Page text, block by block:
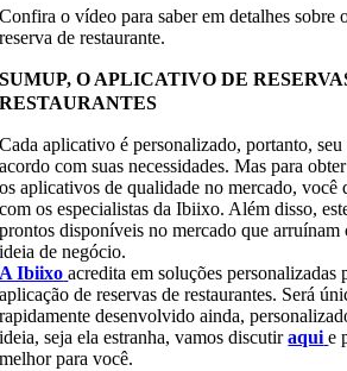
Confira o vídeo para saber em detalhes sobre
reserva de restaurante.
SUMUP, O APLICATIVO DE
RESTAURANTES
Cada aplicativo é personalizado, portanto,
acordo com suas necessidades. Mas para
os aplicativos de qualidade no mercado, você
com os especialistas da Ibiixo. Além disso,
prontos disponíveis no mercado que arruínam
ideia de negócio.
A Ibiixo acredita em soluções personalizadas
aplicação de reservas de restaurantes. Será
rapidamente desenvolvido ainda,
ideia, seja ela estranha, vamos discutiraqui e
melhor para você.